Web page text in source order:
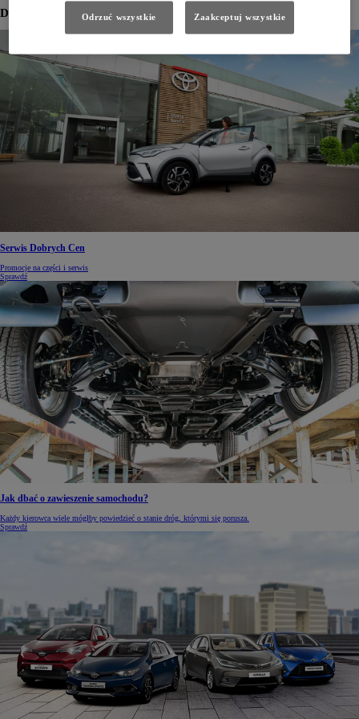
Dowiedz się więcej
Serwis Dobrych Cen
Promocje na części i serwis
Sprawdź
Jak dbać o zawieszenie samochodu?
Każdy kierowca wiele mógłby powiedzieć o stanie dróg, którymi się porusza.
Sprawdź
Odrzuć wszystkie Zaakceptuj wszystkie